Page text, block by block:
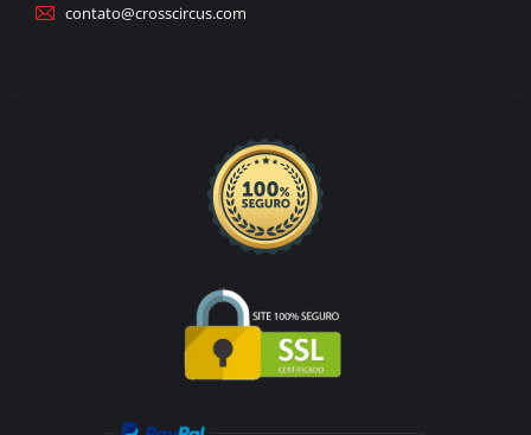
contato@crosscircus.com